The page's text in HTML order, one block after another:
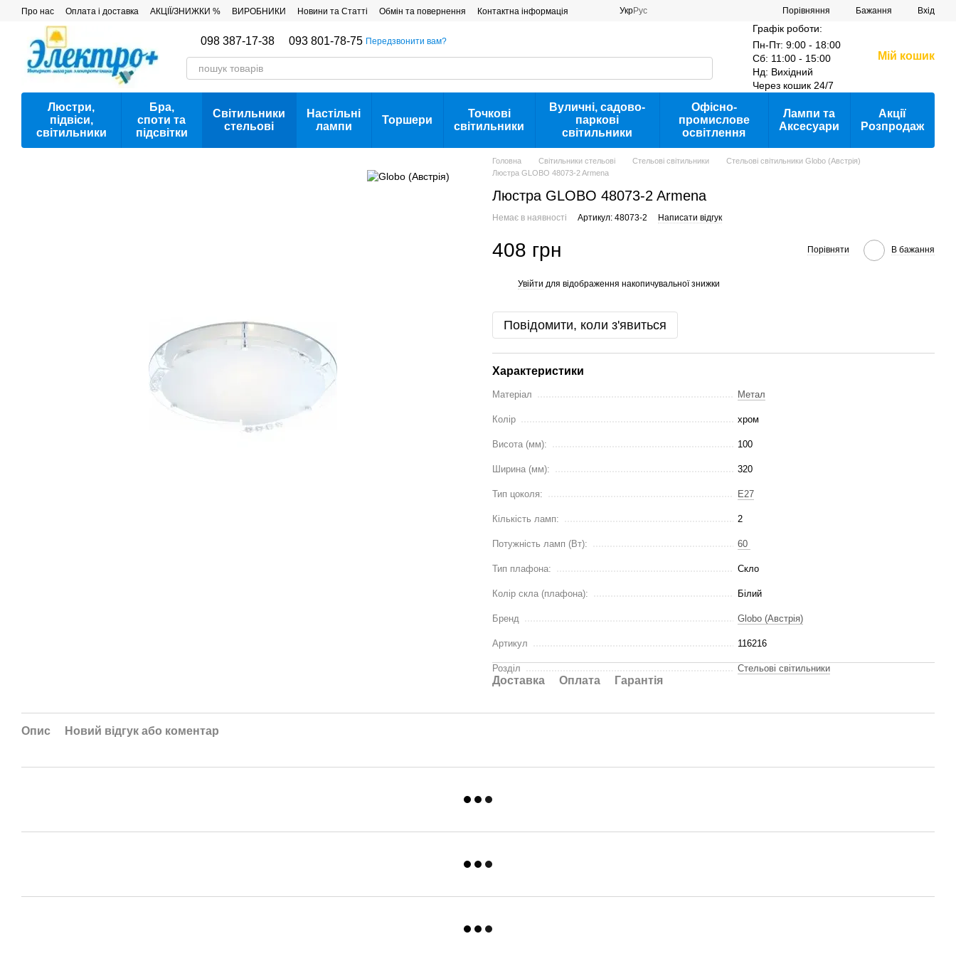
Перейти до основного контенту
Про нас Оплата і доставка АКЦІЇ/ЗНИЖКИ % ВИРОБНИКИ Новини та Статті Обмін та повернення Контактна інформація УкрРус Порівняння Бажання Вхід
098 387-17-38 093 801-78-75 Передзвонити вам?
Графік роботи:
Пн-Пт: 9:00 - 18:00
Сб: 11:00 - 15:00
Нд: Вихідний
Через кошик 24/7
Мій кошик
Люстри,
підвіси,
світильники
Бра,
споти та
підсвітки
Світильники
стельові
Настільні
лампи
Торшери
Точкові
світильники
Вуличні, садово-
паркові
світильники
Офісно-
промислове
освітлення
Лампи та
Аксесуари
Акції
Розпродаж
Головна Світильники стельові Стельові світильники
Стельові світильники Globo (Австрія)
Люстра GLOBO 48073-2 Armena
Люстра GLOBO 48073-2 Armena
Немає в наявності Артикул: 48073-2 Написати відгук
408 грн Порівняти В бажання
Увійти для відображення накопичувальної знижки
Повідомити, коли з'явиться
Характеристики
Матеріал Метал
Колір хром
Висота (мм): 100
Ширина (мм): 320
Тип цоколя: E27
Кількість ламп: 2
Потужність ламп (Вт): 60
Тип плафона: Скло
Колір скла (плафона): Білий
Бренд Globo (Австрія)
Артикул 116216
Розділ Стельові світильники
Доставка Оплата Гарантія
Опис Новий відгук або коментар